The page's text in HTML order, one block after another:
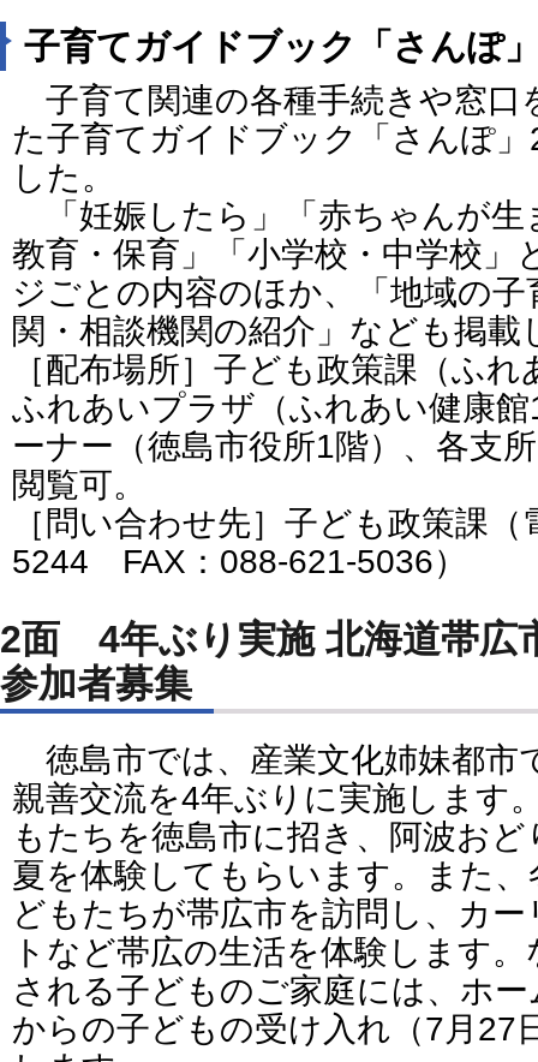
子育てガイドブック「さんぽ
子育て関連の各種手続きや窓口
た子育てガイドブック「さんぽ
した。
「妊娠したら」「赤ちゃんが生
教育・保育」「小学校・中学校」
ジごとの内容のほか、「地域の
関・相談機関の紹介」なども掲載
［配布場所］子ども政策課（ふ
ふれあいプラザ（ふれあい健康
ーナー（徳島市役所1階）、各支
閲覧可。
［問い合わせ先］子ども政策課
5244 FAX：088-621-5036）
2面 4年ぶり実施 北海道帯広
参加者募集
徳島市では、産業文化姉妹都市
親善交流を4年ぶりに実施します
もたちを徳島市に招き、阿波お
夏を体験してもらいます。また
どもたちが帯広市を訪問し、カ
トなど帯広の生活を体験します
される子どものご家庭には、ホ
からの子どもの受け入れ（7月27